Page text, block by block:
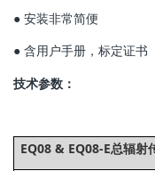
● 安装非常简便
● 含用户手册，标定证书
技术参数：
EQ08 & EQ08-E总辐射